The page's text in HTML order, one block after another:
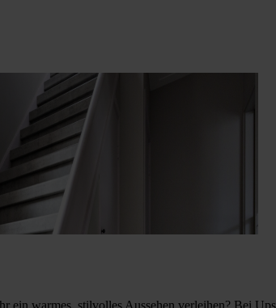
ein warmes, stilvolles Aussehen verleihen? Bei